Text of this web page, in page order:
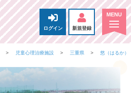
ログイン 新規登録
児童心理治療施設 三重県 悠（はるか）